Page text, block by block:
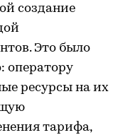
создание
Это было
оператору
ресурсы на их
тарифа,